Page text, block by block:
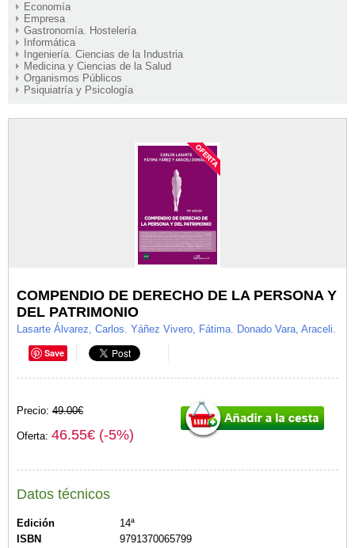
Economía
Empresa
Gastronomía. Hostelería
Informática
Ingeniería. Ciencias de la Industria
Medicina y Ciencias de la Salud
Organismos Públicos
Psiquiatría y Psicología
COMPENDIO DE DERECHO DE LA PERSONA Y
DEL PATRIMONIO
Lasarte Álvarez, Carlos. Yáñez Vivero, Fátima. Donado Vara, Araceli.
Save
Precio: 49.00€
Oferta: 46.55€ (-5%)
Datos técnicos
Edición
14ª
ISBN
9791370065799